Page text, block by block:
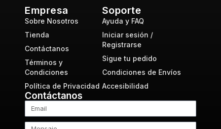
Empresa
Sobre Nosotros
Tienda
Contáctanos
Términos y
Condiciones
Política de Privacidad
Soporte
Ayuda y FAQ
Iniciar sesión /
Registrarse
Sigue tu pedido
Condiciones de Envíos
Accesibilidad
Contáctanos